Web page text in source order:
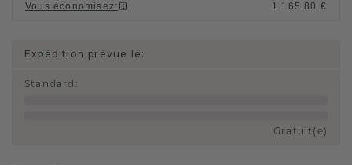
Vous économisez: 1 165,80 €
Expédition prévue le:
Standard :
Gratuit(e)